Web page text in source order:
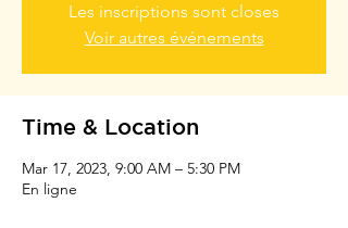
Les inscriptions sont closes
Voir autres événements
Time & Location
Mar 17, 2023, 9:00 AM – 5:30 PM
En ligne